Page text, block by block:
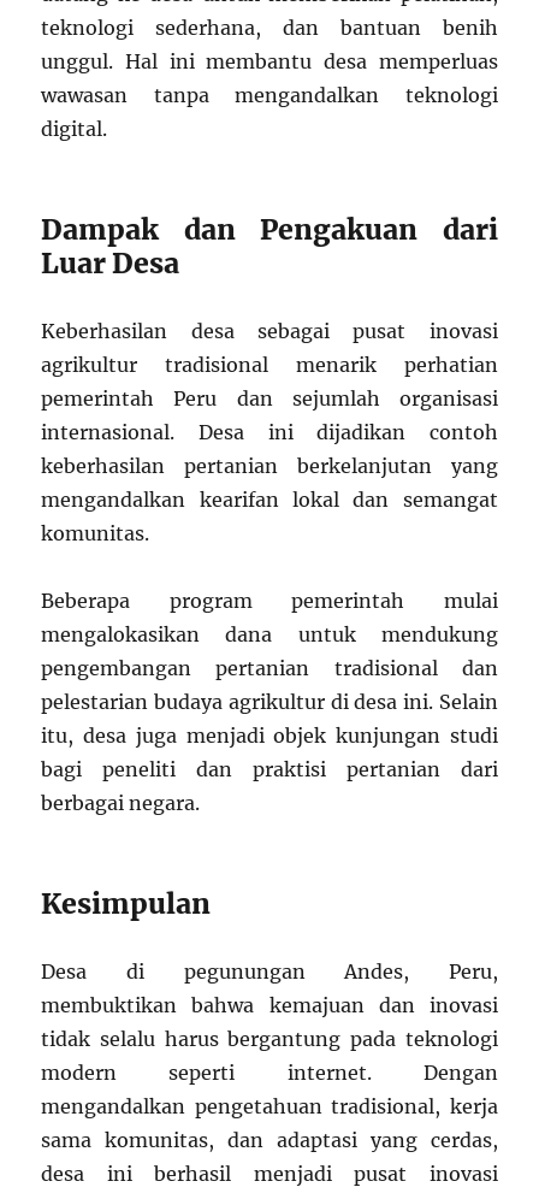
teknologi sederhana, dan bantuan benih
unggul. Hal ini membantu desa memperluas
wawasan tanpa mengandalkan teknologi
digital.
Dampak dan Pengakuan dari
Luar Desa
Keberhasilan desa sebagai pusat inovasi
agrikultur tradisional menarik perhatian
pemerintah Peru dan sejumlah organisasi
internasional. Desa ini dijadikan contoh
keberhasilan pertanian berkelanjutan yang
mengandalkan kearifan lokal dan semangat
komunitas.
Beberapa program pemerintah mulai
mengalokasikan dana untuk mendukung
pengembangan pertanian tradisional dan
pelestarian budaya agrikultur di desa ini. Selain
itu, desa juga menjadi objek kunjungan studi
bagi peneliti dan praktisi pertanian dari
berbagai negara.
Kesimpulan
Desa di pegunungan Andes, Peru,
membuktikan bahwa kemajuan dan inovasi
tidak selalu harus bergantung pada teknologi
modern seperti internet. Dengan
mengandalkan pengetahuan tradisional, kerja
sama komunitas, dan adaptasi yang cerdas,
desa ini berhasil menjadi pusat inovasi